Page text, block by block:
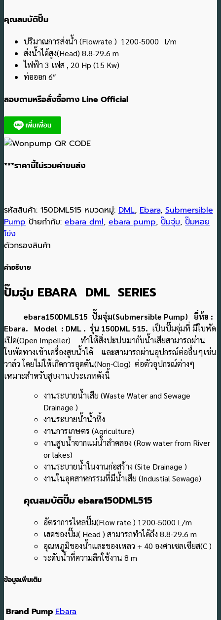
คุณสมบัติปั๊ม
ปริมาณการส่งน้ำ (Flowrate ) 1200-5000 l/m
ส่งน้ำได้สูง(Head) 8.8-29.6 m
ไฟฟ้า 3 เฟส , 20 Hp (15 Kw)
ท่อออก 6″
สอบถามหรือสั่งซื้อทาง Line Official
***ราคานี้ไม่รวมค่าขนส่ง
รหัสสินค้า: 150DML515 หมวดหมู่: DML, Ebara, Submersible
Pump ป้ายกำกับ: ebara dml, ebara pump, ปั๊มจุ่ม, ปั๊มหอย
โข่ง
ตัวกรองสินค้า
คำอธิบาย
ปั๊มจุ่ม EBARA DML SERIES
ebara150DML515 ปั๊มจุ่ม(Submersible Pump) ยี่ห้อ :
Ebara. Model : DML . รุ่น 150DML 515. เป็นปั๊มจุ่มที่ มีใบพัด
เปิด(Open Impeller) ทำให้สิ่งปะปนมากับน้ำเสียสามารถผ่าน
ใบพัดทางเข้าเครื่องสูบน้ำได้ และสามารถผ่านอุปกรณ์ต่ออื่นๆเช่น
วาล์ว โดยไม่ให้เกิดการอุดตัน(Non-Clog) ต่อตัวอุปกรณ์ต่างๆ
เหมาะสำหรับสูบงานประเภทดังนี้
งานระบายน้ำเสีย (Waste Water and Sewage
Drainage )
งานระบายน้ำน้ำทิ้ง
งานการเกษตร (Agriculture)
งานสูบน้ำจากแม่น้ำลำคลอง (Row water from River
or lakes)
งานระบายน้ำในงานก่อสร้าง (Site Drainage )
งานในอุตสาหกรรมที่มีน้ำเสีย (Industial Sewage)
คุณสมบัติปั๊ม ebara150DML515
อัตราการไหลปั๊ม(Flow rate ) 1200-5000 L/m
เฮดของปั๊ม( Head ) สามารถทำได้ถึง 8.8-29.6 m
อุณหภูมิของน้ำและของเหลว + 40 องศาเซลเซียส(C )
ระดับน้ำที่ความลึกใช้งาน 8 m
ข้อมูลเพิ่มเติม
Brand Pump Ebara